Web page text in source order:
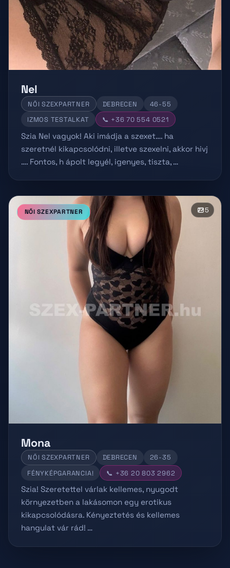
Nel
NŐI SZEXPARTNER DEBRECEN
46-55
IZMOS TESTALKAT
📞 +36 70 554 0521
Szia Nel vagyok! Aki imádja a szexet…. ha
szeretnél kikapcsolódni, illetve szexelni, akkor hivj
…. Fontos, h ápolt legyél, igenyes, tiszta, …
NŐI SZEXPARTNER 5
Mona
NŐI SZEXPARTNER DEBRECEN
26-35
FÉNYKÉPGARANCIA!
📞 +36 20 803 2962
Szia! Szeretettel várlak kellemes, nyugodt
környezetben a lakásomon egy erotikus
kikapcsolódásra. Kényeztetés és kellemes
hangulat vár rád! …